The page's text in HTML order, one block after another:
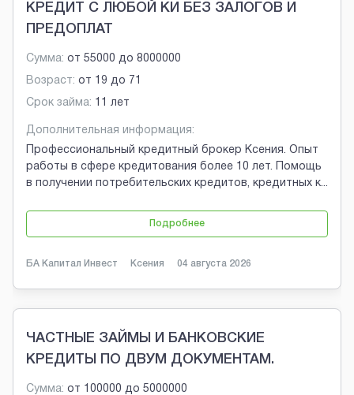
КРЕДИТ С ЛЮБОЙ КИ БЕЗ ЗАЛОГОВ И
ПРЕДОПЛАТ
Сумма: от 55000 до 8000000
Возраст: от 19 до 71
Срок займа: 11 лет
Дополнительная информация:
Профессиональный кредитный брокер Ксения. Опыт
работы в сфере кредитования более 10 лет. Помощь
в получении потребительских кредитов, кредитных к...
Подробнее
БА Капитал Инвест Ксения 04 августа 2026
ЧАСТНЫЕ ЗАЙМЫ И БАНКОВСКИЕ
КРЕДИТЫ ПО ДВУМ ДОКУМЕНТАМ.
Сумма: от 100000 до 5000000